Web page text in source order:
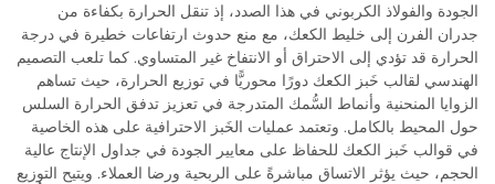
الجودة والفولاذ الكربوني في هذا الصدد، إذ تنقل الحرارة بكفاءة من
جدران الفرن إلى خليط الكعك، مع منع حدوث ارتفاعات خطيرة في درجة
الحرارة قد تؤدي إلى الاحتراق أو الانتفاخ غير المتساوي. كما تلعب التصميم
الهندسي لقالب خَبز الكعك دورًا محوريًّا في توزيع الحرارة، حيث تساهم
الزوايا المنحنية وأنماط السُّمك المتدرجة في تعزيز تدفق الحرارة السلس
حول المحيط بالكامل. وتعتمد عمليات الخَبز الاحترافية على هذه الخاصية
في قوالب خَبز الكعك للحفاظ على معايير الجودة في جداول الإنتاج عالية
الحجم، حيث يؤثر الاتساق مباشرةً على الربحية ورضا العملاء. ويتيح التوزيع